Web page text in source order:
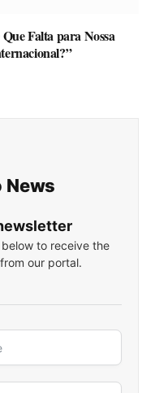
Falta para Nossa
News
to receive the
our portal.